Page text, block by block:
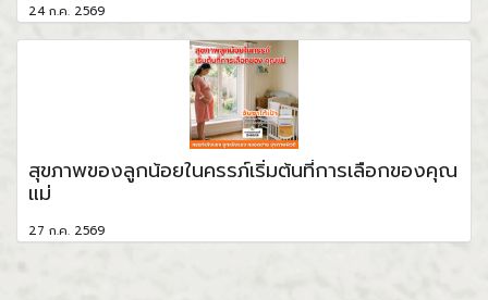
24 ก.ค. 2569
สุขภาพของลูกน้อยในครรภ์เริ่มต้นที่การเลือกของคุณ
แม่
27 ก.ค. 2569